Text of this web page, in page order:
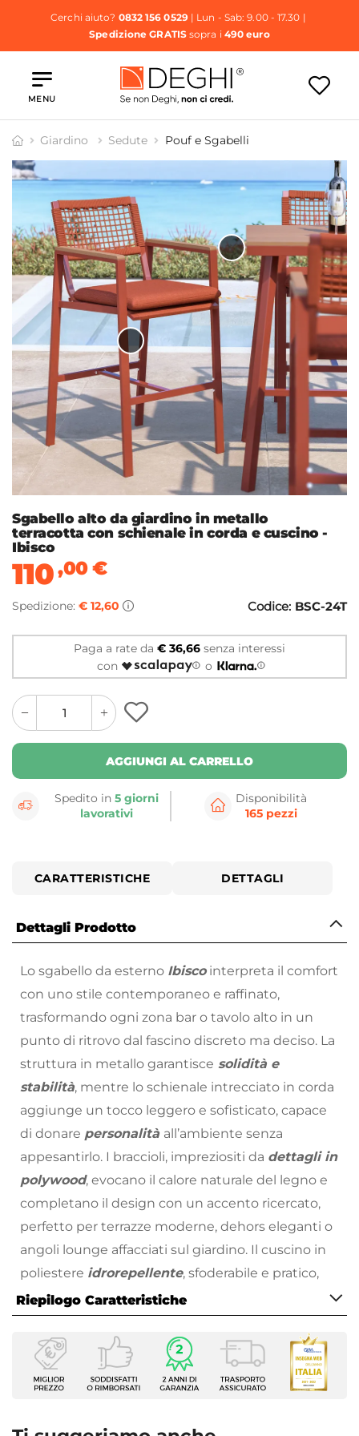
Cerchi aiuto? 0832 156 0529| Lun - Sab: 9.00 - 17.30 |
Spedizione GRATISsopra i 490 euro
MENU
Giardino Sedute Pouf e Sgabelli
Sgabello alto da giardino in metallo
terracotta con schienale in corda e cuscino -
Ibisco
110,00€
Spedizione: € 12,60 Codice: BSC-24T
Paga a rate da € 36,66 senza interessi
con
o
quantity
button
quantity
minus
button
AGGIUNGI AL CARRELLO
Spedito in5 giorni
lavorativi
Disponibilità
165 pezzi
CARATTERISTICHE DETTAGLI
Dettagli Prodotto
Lo sgabello da esterno Ibisco interpreta il comfort
con uno stile contemporaneo e raffinato,
trasformando ogni zona bar o tavolo alto in un
punto di ritrovo dal fascino discreto ma deciso. La
struttura in metallo garantisce solidità e
stabilità, mentre lo schienale intrecciato in corda
aggiunge un tocco leggero e sofisticato, capace
di donare personalità all’ambiente senza
appesantirlo. I braccioli, impreziositi da dettagli in
polywood, evocano il calore naturale del legno e
completano il design con un accento ricercato,
perfetto per terrazze moderne, dehors eleganti o
angoli lounge affacciati sul giardino. Il cuscino in
poliestere idrorepellente, sfoderabile e pratico,
assicura una seduta confortevole e sempre
pronta all’uso, ideale per accompagnare momenti
informali, aperit al tramonto o pause rilassate
all’aria aperta.
Riepilogo Caratteristiche
Caratteristiche
Tipologia
Sgabello